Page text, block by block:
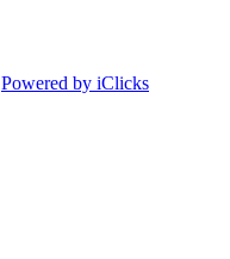
Powered by iClicks